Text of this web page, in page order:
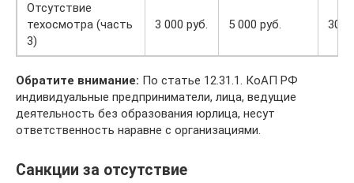
Отсутствие
техосмотра (часть
3)
3 000 руб. 5 000 руб. 30
Обратите внимание: По статье 12.31.1. КоАП РФ
индивидуальные предприниматели, лица, ведущие
деятельность без образования юрлица, несут
ответственность наравне с организациями.
Санкции за отсутствие